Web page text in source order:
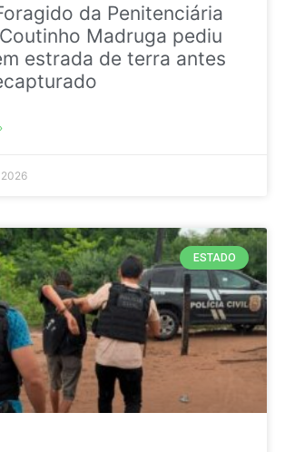
da Penitenciária
Madruga pediu
estrada de terra antes
ESTADO